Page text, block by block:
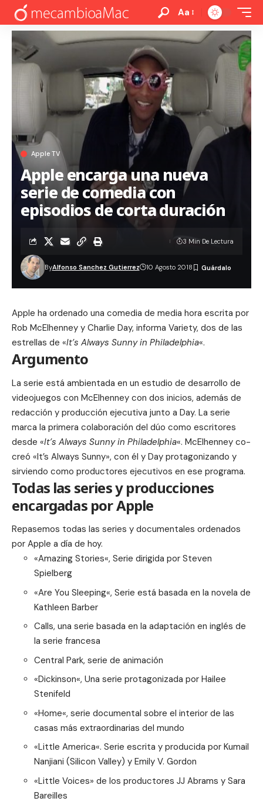
Aa
Apple TV
Apple encarga una nueva
serie de comedia con
episodios de corta duración
ByAlfonso Sanchez Gutierrez 10 Agosto 2018
3 Min De Lectura
Apple ha ordenado una comedia de media hora escrita por
Rob McElhenney y Charlie Day, informa Variety, dos de las
estrellas de «It’s Always Sunny in Philadelphia«.
Argumento
La serie está ambientada en un estudio de desarrollo de
videojuegos con McElhenney con dos inicios, además de
redacción y producción ejecutiva junto a Day. La serie
marca la primera colaboración del dúo como escritores
desde «It’s Always Sunny in Philadelphia«. McElhenney co-
creó «It’s Always Sunny», con él y Day protagonizando y
sirviendo como productores ejecutivos en ese programa.
Todas las series y producciones
encargadas por Apple
Repasemos todas las series y documentales ordenados
por Apple a día de hoy.
«Amazing Stories«, Serie dirigida por Steven
Spielberg
«Are You Sleeping«, Serie está basada en la novela de
Kathleen Barber
Calls, una serie basada en la adaptación en inglés de
la serie francesa
Central Park, serie de animación
«Dickinson«, Una serie protagonizada por Hailee
Stenifeld
«Home«, serie documental sobre el interior de las
casas más extraordinarias del mundo
«Little America«. Serie escrita y producida por Kumail
Nanjiani (Silicon Valley) y Emily V. Gordon
«Little Voices» de los productores JJ Abrams y Sara
Bareilles